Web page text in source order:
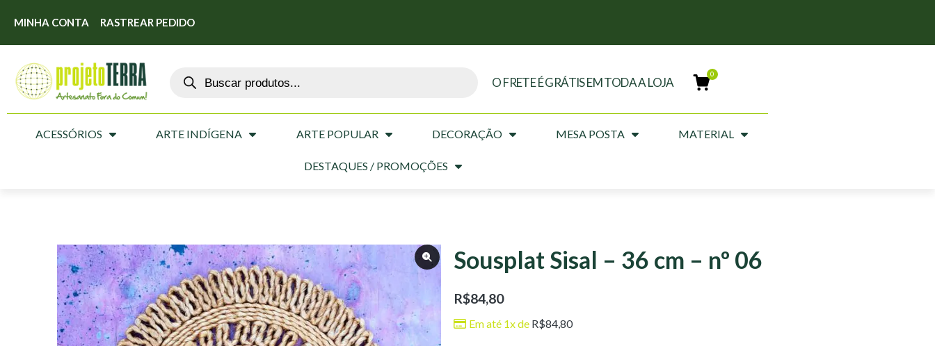
MINHA CONTA RASTREAR PEDIDO
O FRETE É GRÁTIS EM TODA A LOJA
ACESSÓRIOS ARTE INDÍGENA ARTE POPULAR DECORAÇÃO MESA POSTA MATERIAL
DESTAQUES / PROMOÇÕES
Sousplat Sisal – 36 cm – nº 06
R$84,80
Em até 1x de R$84,80